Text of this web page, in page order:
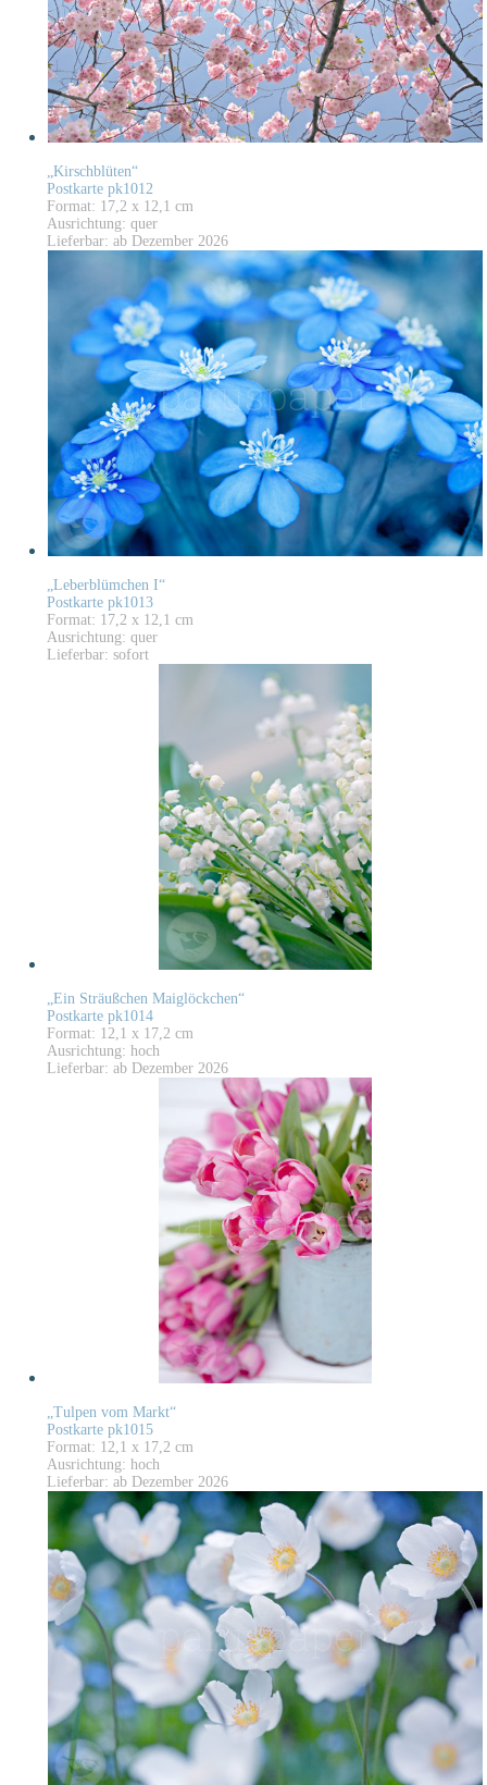
„Kirschblüten“
Postkarte pk1012
Format: 17,2 x 12,1 cm
Ausrichtung: quer
Lieferbar: ab Dezember 2026
„Leberblümchen I“
Postkarte pk1013
Format: 17,2 x 12,1 cm
Ausrichtung: quer
Lieferbar: sofort
„Ein Sträußchen Maiglöckchen“
Postkarte pk1014
Format: 12,1 x 17,2 cm
Ausrichtung: hoch
Lieferbar: ab Dezember 2026
„Tulpen vom Markt“
Postkarte pk1015
Format: 12,1 x 17,2 cm
Ausrichtung: hoch
Lieferbar: ab Dezember 2026